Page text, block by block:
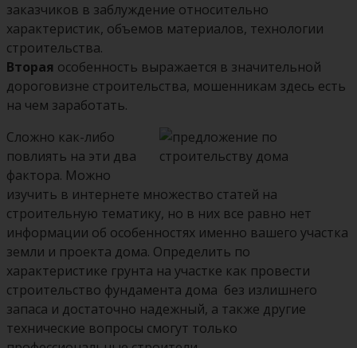
заказчиков в заблуждение относительно
характеристик, объемов материалов, технологии
строительства.
Вторая особенность выражается в значительной
дороговизне строительства, мошенникам здесь есть
на чем заработать.
Сложно как-либо
повлиять на эти два
фактора. Можно
изучить в интернете множество статей на
строительную тематику, но в них все равно нет
информации об особенностях именно вашего участка
земли и проекта дома. Определить по
характеристике грунта на участке как провести
строительство фундамента дома без излишнего
запаса и достаточно надежный, а также другие
технические вопросы смогут только